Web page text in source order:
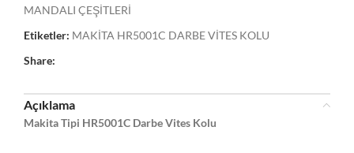
MANDALI ÇEŞİTLERİ
Etiketler: MAKİTA HR5001C DARBE VİTES KOLU
Share:
Açıklama
Makita Tipi HR5001C Darbe Vites Kolu